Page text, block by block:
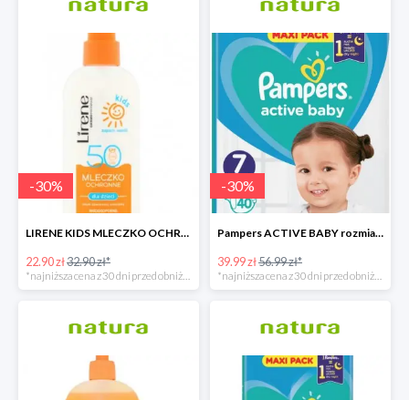
-30%
LIRENE KIDS MLECZKO OCHRONNE DLA DZIECI SPF 50
22.90 zł32.90 zł*
*najniższa cena z 30 dni przed obniżką
-30%
Pampers ACTIVE BABY rozmiar 7 - 17zł
39.99 zł56.99 zł*
*najniższa cena z 30 dni przed obniżką